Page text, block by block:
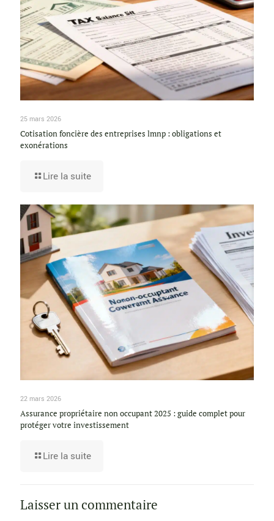
25 mars 2026
Cotisation foncière des entreprises lmnp : obligations et
exonérations
Lire la suite
22 mars 2026
Assurance propriétaire non occupant 2025 : guide complet pour
protéger votre investissement
Lire la suite
Laisser un commentaire